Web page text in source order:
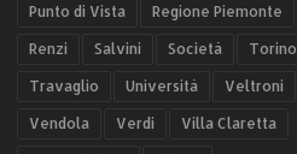
Punto di Vista Regione Piemonte
Renzi Salvini Società Torino
Travaglio Università Veltroni
Vendola Verdi Villa Claretta